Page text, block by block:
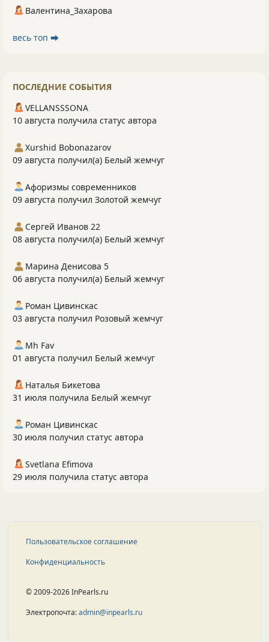
Валентина_Захарова
весь топ ⮕
ПОСЛЕДНИЕ СОБЫТИЯ
VELLANSSSONA
10 августа получила статус автора
Xurshid Bobonazarov
09 августа получил(а) Белый жемчуг
Афоризмы современников
09 августа получил Золотой жемчуг
Сергей Иванов 22
08 августа получил(а) Белый жемчуг
Марина Денисова 5
06 августа получил(а) Белый жемчуг
Роман Цивинскас
03 августа получил Розовый жемчуг
Mh Fav
01 августа получил Белый жемчуг
Наталья Бикетова
31 июля получила Белый жемчуг
Роман Цивинскас
30 июля получил статус автора
Svetlana Efimova
29 июля получила статус автора
Пользовательское соглашение
Конфиденциальность
© 2009-2026 InPearls.ru
Электропочта:admin@inpearls.ru